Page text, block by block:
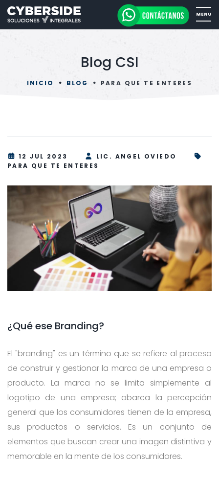
Blog CSI
INICIO BLOG PARA QUE TE ENTERES
12 JUL 2023
LIC. ANGEL OVIEDO
PARA QUE TE ENTERES
¿Qué ese Branding?
El "branding" es un término que se refiere al proceso
de construir y gestionar la marca de una empresa o
producto. La marca no se limita simplemente al
logotipo de una empresa; abarca la percepción
general que los consumidores tienen de la empresa,
sus productos o servicios. Es un conjunto de
elementos que buscan crear una imagen distintiva y
memorable en la mente de los consumidores.